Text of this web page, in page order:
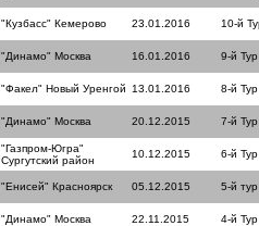
"Кузбасс" Кемерово 23.01.2016 10-й
"Динамо" Москва 16.01.2016 9-й Тур
"Факел" Новый Уренгой 13.01.2016 8-й Тур
"Динамо" Москва 20.12.2015 7-й Тур
"Газпром-Югра"
Сургутский район
10.12.2015 6-й Тур
"Енисей" Красноярск 05.12.2015 5-й тур
"Динамо" Москва 22.11.2015 4-й Тур